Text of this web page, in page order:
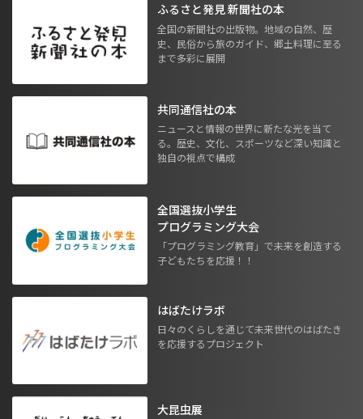
ふるさと発見 新聞社の本
全国の新聞社の出版物。地域の自然、歴
史、民俗から旅のガイド、郷土料理に至る
まで多彩に展開
共同通信社の本
ニュースと情報の世界に新たな光を当て
る。歴史、文化、スポーツなど深い知識と
独自の視点で構成
全国選抜小学生
プログラミング大会
「プログラミング教育」で未来を創造する
子どもたちを応援！！
はばたけラボ
日々のくらしを通じて未来世代のはばたき
を応援するプロジェクト
大昆虫展